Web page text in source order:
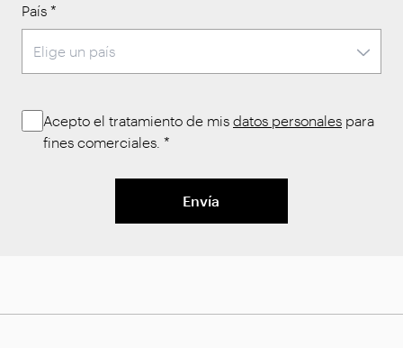
País *
Acepto el tratamiento de mis datos personales para
fines comerciales. *
Envía